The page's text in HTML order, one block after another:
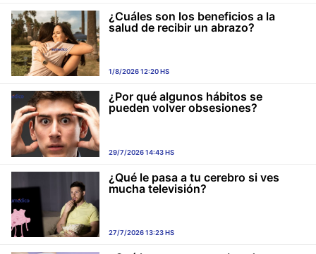
¿Cuáles son los beneficios a la
salud de recibir un abrazo?
1/8/2026 12:20 HS
¿Por qué algunos hábitos se
pueden volver obsesiones?
29/7/2026 14:43 HS
¿Qué le pasa a tu cerebro si ves
mucha televisión?
27/7/2026 13:23 HS